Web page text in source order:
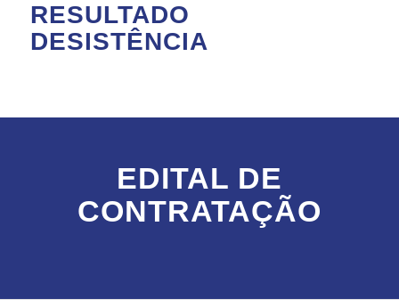
RESULTADO
DESISTÊNCIA
EDITAL DE
CONTRATAÇÃO